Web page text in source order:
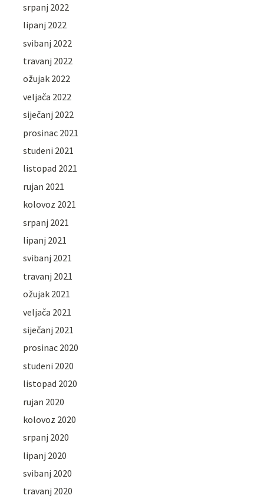
srpanj 2022
lipanj 2022
svibanj 2022
travanj 2022
ožujak 2022
veljača 2022
siječanj 2022
prosinac 2021
studeni 2021
listopad 2021
rujan 2021
kolovoz 2021
srpanj 2021
lipanj 2021
svibanj 2021
travanj 2021
ožujak 2021
veljača 2021
siječanj 2021
prosinac 2020
studeni 2020
listopad 2020
rujan 2020
kolovoz 2020
srpanj 2020
lipanj 2020
svibanj 2020
travanj 2020